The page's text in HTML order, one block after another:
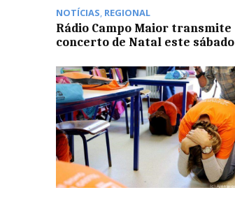
NOTÍCIAS, REGIONAL
Rádio Campo Maior transmite
concerto de Natal este sábado